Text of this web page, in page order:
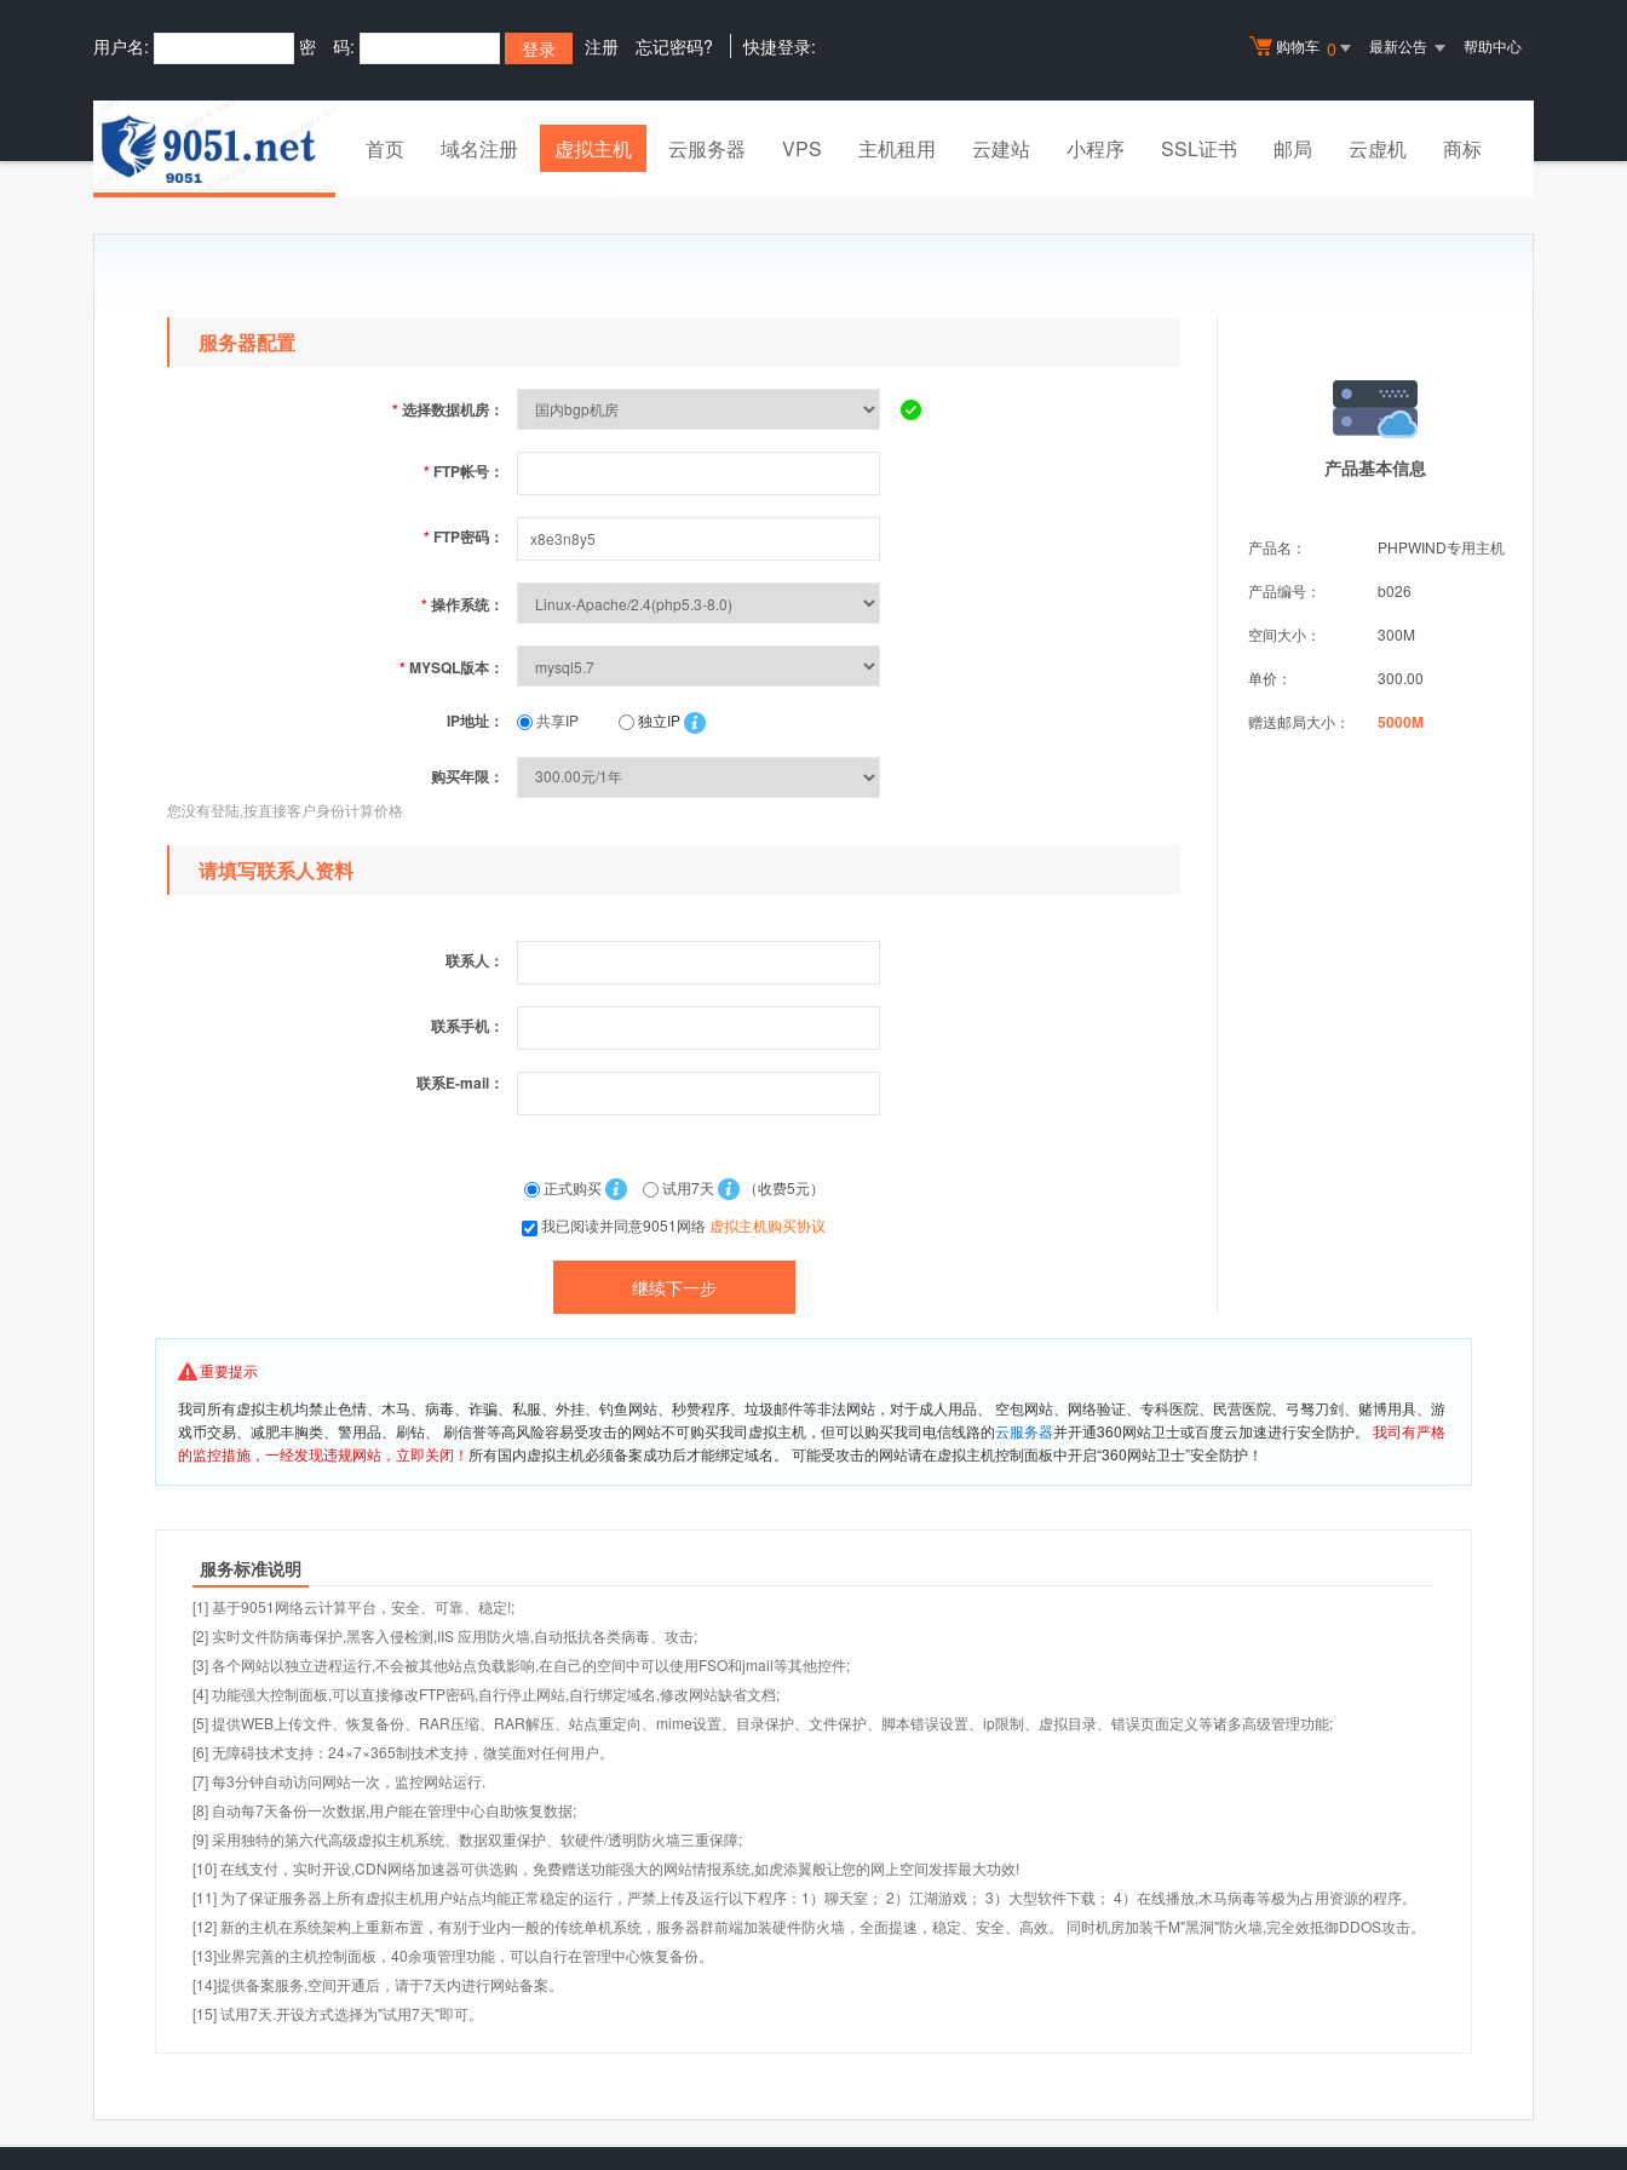
购物车 0 最新公告 帮助中心
用户名: 密 码: 注册 忘记密码? 快捷登录:
首页 域名注册 虚拟主机 云服务器 VPS 主机租用 云建站 小程序 SSL证书 邮局 云虚机 商标
产品基本信息
产品名： PHPWIND专用主机
产品编号： b026
空间大小： 300M
单价： 300.00
赠送邮局大小： 5000M
服务器配置
*选择数据机房：
* FTP帐号：
* FTP密码：
*操作系统：
*MYSQL版本：
IP地址： 共享IP 独立IP
购买年限：
您没有登陆,按直接客户身份计算价格
请填写联系人资料
联系人：
联系手机：
联系E-mail：
正式购买 试用7天
（收费5元）
我已阅读并同意9051网络 虚拟主机购买协议
重要提示
我司所有虚拟主机均禁止色情、木马、病毒、诈骗、私服、外挂、钓鱼网站、秒赞程序、垃圾邮件等非法网站，对于成人用品、 空包网站、网络验证、专科医院、民营医院、弓驽刀剑、赌博用具、游
戏币交易、减肥丰胸类、警用品、刷钻、 刷信誉等高风险容易受攻击的网站不可购买我司虚拟主机，但可以购买我司电信线路的云服务器并开通360网站卫士或百度云加速进行安全防护。 我司有严格
的监控措施，一经发现违规网站，立即关闭！ 所有国内虚拟主机必须备案成功后才能绑定域名。 可能受攻击的网站请在虚拟主机控制面板中开启“360网站卫士”安全防护！
服务标准说明
[1] 基于9051网络云计算平台，安全、可靠、稳定!;
[2] 实时文件防病毒保护,黑客入侵检测,IIS 应用防火墙,自动抵抗各类病毒、攻击;
[3] 各个网站以独立进程运行,不会被其他站点负载影响,在自己的空间中可以使用FSO和jmail等其他控件;
[4] 功能强大控制面板,可以直接修改FTP密码,自行停止网站,自行绑定域名,修改网站缺省文档;
[5] 提供WEB上传文件、恢复备份、RAR压缩、RAR解压、站点重定向、mime设置、目录保护、文件保护、脚本错误设置、ip限制、虚拟目录、错误页面定义等诸多高级管理功能;
[6] 无障碍技术支持：24×7×365制技术支持，微笑面对任何用户。
[7] 每3分钟自动访问网站一次，监控网站运行.
[8] 自动每7天备份一次数据,用户能在管理中心自助恢复数据;
[9] 采用独特的第六代高级虚拟主机系统、数据双重保护、软硬件/透明防火墙三重保障;
[10] 在线支付，实时开设,CDN网络加速器可供选购，免费赠送功能强大的网站情报系统,如虎添翼般让您的网上空间发挥最大功效!
[11] 为了保证服务器上所有虚拟主机用户站点均能正常稳定的运行，严禁上传及运行以下程序：1）聊天室； 2）江湖游戏； 3）大型软件下载； 4）在线播放,木马病毒等极为占用资源的程序。
[12] 新的主机在系统架构上重新布置，有别于业内一般的传统单机系统，服务器群前端加装硬件防火墙，全面提速，稳定、安全、高效。 同时机房加装千M"黑洞"防火墙,完全效抵御DDOS攻击。
[13]业界完善的主机控制面板，40余项管理功能，可以自行在管理中心恢复备份。
[14]提供备案服务,空间开通后，请于7天内进行网站备案。
[15] 试用7天.开设方式选择为"试用7天"即可。